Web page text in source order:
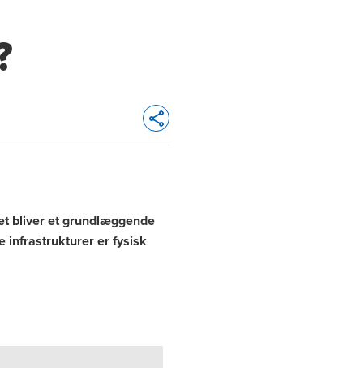
Opens In A New Window/tab
bliver et grundlæggende
infrastrukturer er fysisk